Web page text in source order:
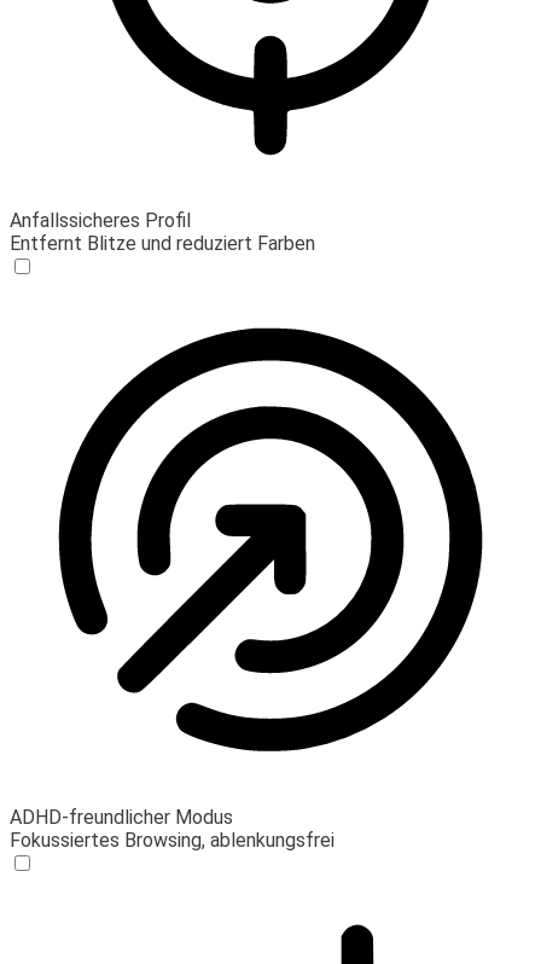
Anfallssicheres Profil
Entfernt Blitze und reduziert Farben
ADHD-freundlicher Modus
Fokussiertes Browsing, ablenkungsfrei